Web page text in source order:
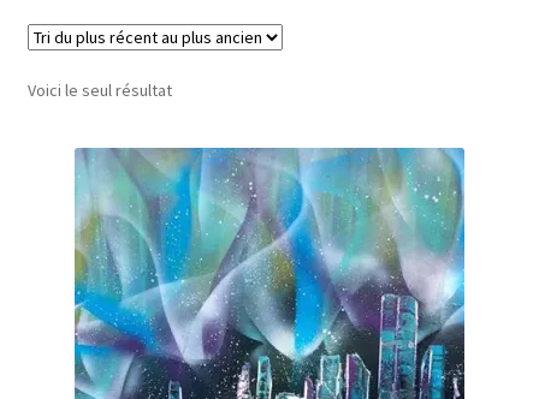
Password Reset
Register
Solde de la carte-cadeau
Boutique en ligne
Panier
Voici le seul résultat